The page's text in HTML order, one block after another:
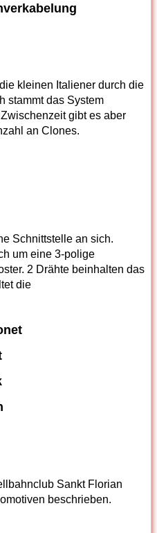
kleinen Italiener durch die
stammt das System
gibt es aber
an Clones.
Schnittstelle an sich.
um eine 3-polige
2 Drähte beinhalten das
die
Sankt Florian
beschrieben.